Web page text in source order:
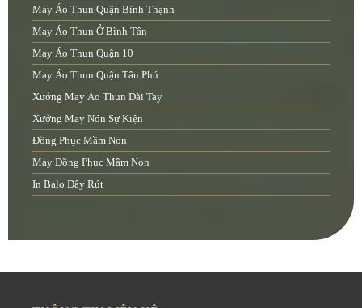
May Áo Thun Quận Bình Thạnh
May Áo Thun Ở Bình Tân
May Áo Thun Quận 10
May Áo Thun Quận Tân Phú
Xưởng May Áo Thun Dài Tay
Xưởng May Nón Sự Kiện
Đồng Phục Mầm Non
May Đồng Phục Mầm Non
In Balo Dây Rút